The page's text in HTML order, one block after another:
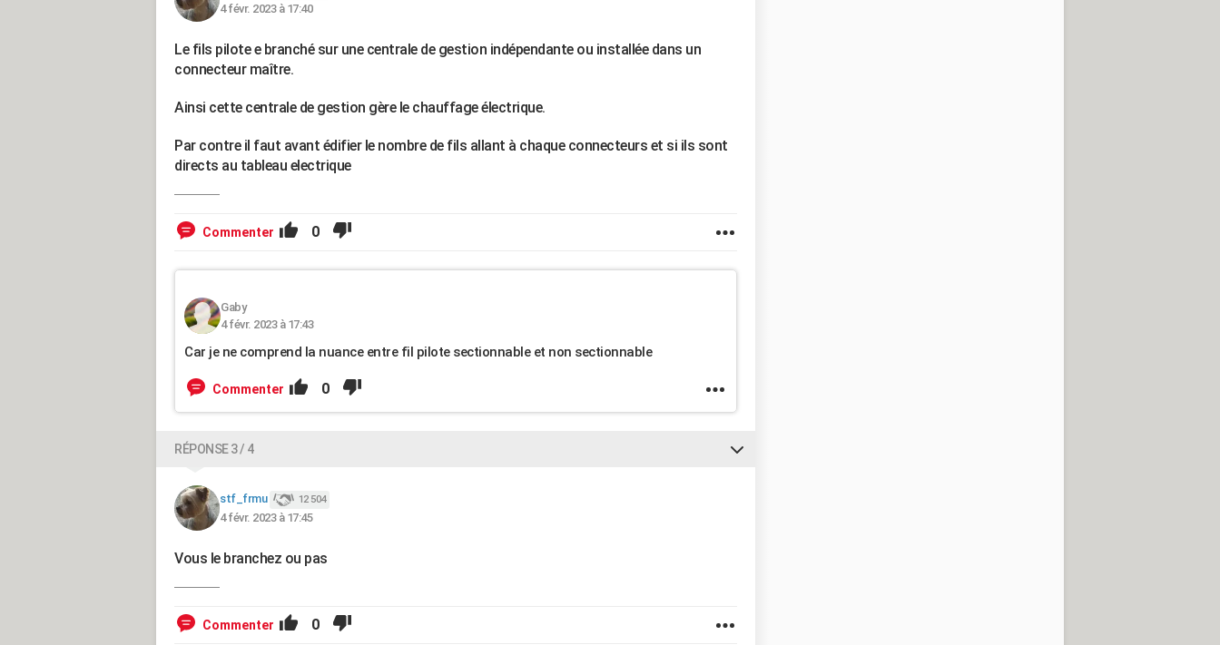
4 févr. 2023 à 17:40
Le fils pilote e branché sur une centrale de gestion indépendante ou installée dans un
connecteur maître.
Ainsi cette centrale de gestion gère le chauffage électrique.
Par contre il faut avant édifier le nombre de fils allant à chaque connecteurs et si ils sont
directs au tableau electrique
Commenter 0
Gaby
4 févr. 2023 à 17:43
Car je ne comprend la nuance entre fil pilote sectionnable et non sectionnable
Commenter 0
RÉPONSE 3 / 4
stf_frmu 12 504
4 févr. 2023 à 17:45
Vous le branchez ou pas
Commenter 0